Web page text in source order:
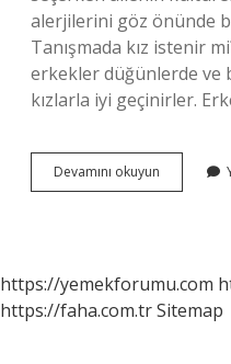
alerjilerini göz önünde
Tanışmada kız istenir
erkekler düğünlerde ve
kızlarla iyi geçinirler.
Devamını okuyun Tanışmaya
Giderken
https://yemekforumu.com
https://faha.com.trSitemap